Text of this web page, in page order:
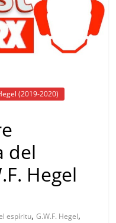
(2019-2020)
del
Hegel
espíritu,G.W.F. Hegel,